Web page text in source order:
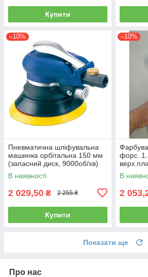
Купити
–10%
Пневматична шліфувальна
машинка орбітальна 150 мм
(запасний диск, 9000об/хв)
AIRKRAFT AT-980-6V
В наявності
2 029,50 ₴ 2 255 ₴
Купити
–10%
форс.
В
2
Показати ще
Про нас